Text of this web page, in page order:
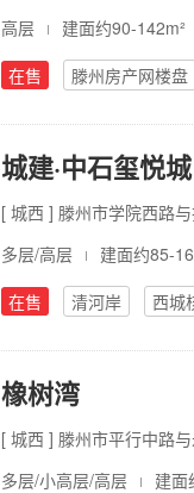
高层
建面约90-142m²
在售
滕州房产网楼盘
城建·中石玺悦城
[ 城西 ] 滕州市学院西路
多层/高层
建面约85-
在售
清河岸 西城
橡树湾
[ 城西 ] 滕州市平行中路
多层/小高层/高层
建面